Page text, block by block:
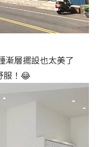
漸層擺設也太美了
服！😂